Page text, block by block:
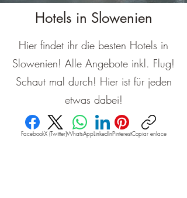
Hotels in Slowenien
Hier findet ihr die besten Hotels in
Slowenien! Alle Angebote inkl. Flug!
Schaut mal durch! Hier ist für jeden
etwas dabei!
FacebookX (Twitter)WhatsAppLinkedInPinterestCopiar enlace